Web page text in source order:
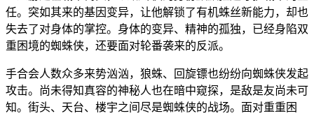
任。突如其来的基因变异，让他解锁了有机蛛丝新能力，却也
失去了对身体的掌控。身体的变异、精神的孤独，已经身陷双
重困境的蜘蛛侠，还要面对轮番袭来的反派。
手合会人数众多来势汹汹，狼蛛、回旋镖也纷纷向蜘蛛侠发起
攻击。尚未得知真容的神秘人也在暗中窥探，是敌是友尚未可
知。街头、天台、楼宇之间尽是蜘蛛侠的战场。面对重重困